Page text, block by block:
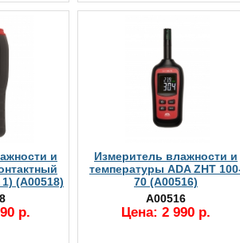
и
(А00518)
р.
Измеритель влажности и
температуры ADA ZHT
70 (А00516)
А00516
Цена: 2 990 р.